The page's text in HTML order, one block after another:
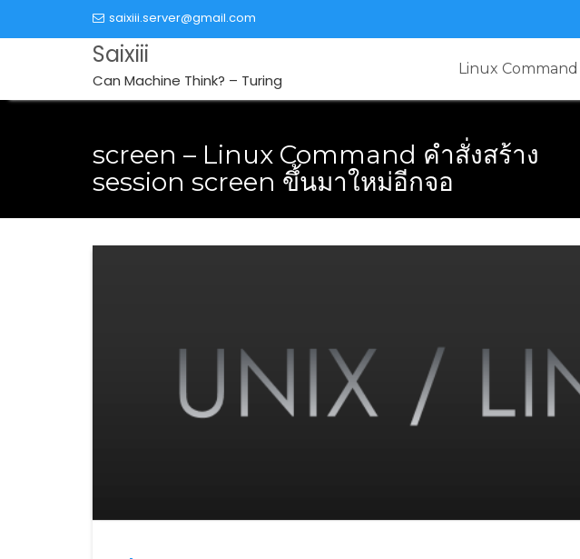
saixiii.server@gmail.com
Saixiii
Can Machine Think? – Turing
Linux Command
screen – Linux Command คำสั่งสร้าง
session screen ขึ้นมาใหม่อีกจอ